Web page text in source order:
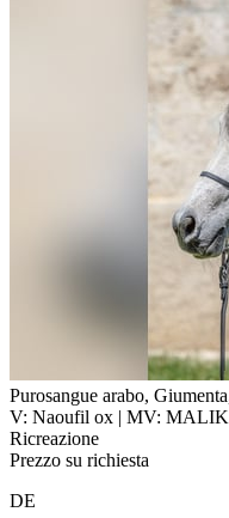
Purosangue arabo,
V: Naoufil ox | MV:
Ricreazione
Prezzo su richiesta
DE